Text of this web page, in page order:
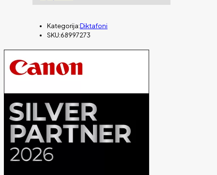
količina
Kategorija:Diktafoni
SKU:68997273